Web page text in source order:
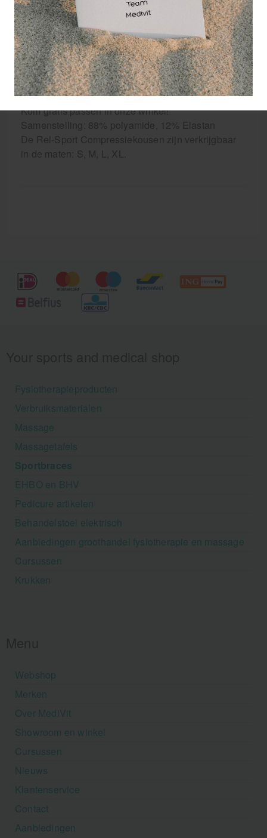
optimaal wordt ondersteund. Dit stimuleert de
bloedstroom, waardoor afvalstoffen en koolzuurgas
beter worden afgevoerd. De voetzool van de Rel-
Sport compressiekous is voorzien van een dubbele
weeflaag. De eerste laag absorbeert het zweet van
de huid en de tweede laag verdampt het zweet uit
de eerste laag.
Kom gratis passen in onze winkel!
Samenstelling: 88% polyamide, 12% Elastan
De Rel-Sport Compressiekousen zijn verkrijgbaar
in de maten: S, M, L, XL.
Fysiotherapieproducten
Verbruiksmaterialen
Massage
Massagetafels
Sportbraces
EHBO en BHV
Pedicure artikelen
Behandelstoel elektrisch
Aanbiedingen groothandel fysiotherapie en massage
Cursussen
Krukken
Webshop
Merken
Over MediVit
Showroom en winkel
Cursussen
Nieuws
Klantenservice
Contact
Aanbiedingen